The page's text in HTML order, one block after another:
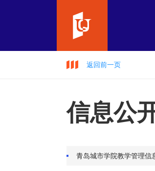
返回前一页
信息公
青岛城市学院教学管理信